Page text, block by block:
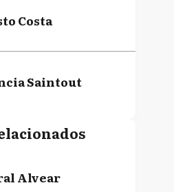
Costa
Saintout
Alvear